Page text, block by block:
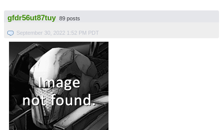
gfdr56ut87tuy 89 posts
September 30, 2022 1:52 PM PDT